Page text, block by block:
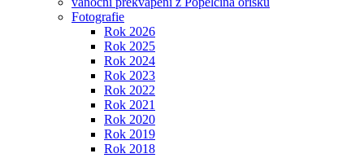
Fotografie
Rok 2026
Rok 2025
Rok 2024
Rok 2023
Rok 2022
Rok 2021
Rok 2020
Rok 2019
Rok 2018